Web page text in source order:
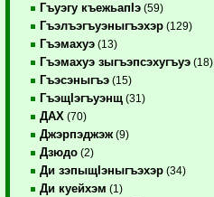
Гъуэгу къежьапIэ (59)
Гъэлъэгъуэныгъэхэр (129)
Гъэмахуэ (13)
Гъэмахуэ зыгъэпсэхугъуэ (18)
Гъэсэныгъэ (15)
ГъэщIэгъуэнщ (31)
ДАХ (70)
Джэрпэджэж (9)
Дзюдо (2)
Ди зэпыщIэныгъэхэр (34)
Ди куейхэм (1)